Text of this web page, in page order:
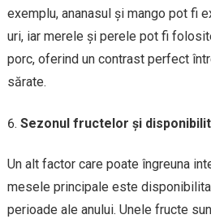
exemplu, ananasul și mango pot fi
uri, iar merele și perele pot fi
porc, oferind un contrast perfect
sărate.
Sezonul fructelor și
Un alt factor care poate îngreuna
mesele principale este
perioade ale anului. Unele fructe